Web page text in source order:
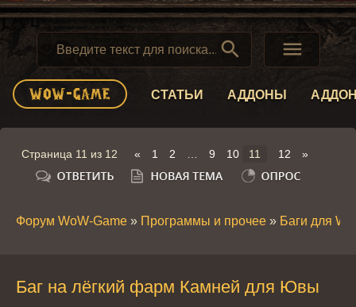
 
СТАТЬИ АДДОНЫ
Страница 11 из 12 « 1 2 9 10 11 12 »
Форум WoW-Game » Программы и прочее » Баги для
Баг на лёгкий фарм Камней для Ювы